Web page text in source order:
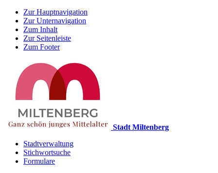
Zur Hauptnavigation
Zur Unternavigation
Zum Inhalt
Zur Seitenleiste
Zum Footer
Stadt Miltenberg
Stadtverwaltung
Stichwortsuche
Formulare